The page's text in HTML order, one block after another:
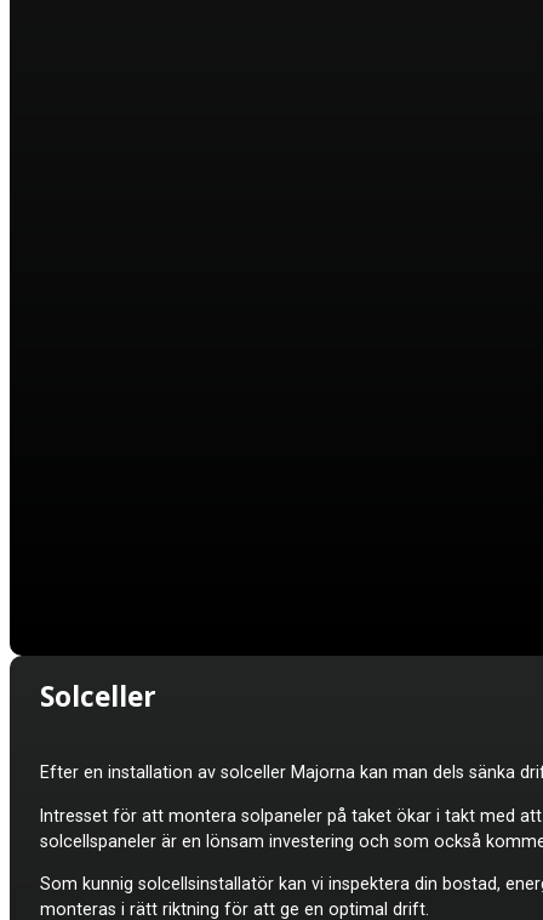
Solceller
Efter en installation av solceller Majorna kan man dels sänka
Intresset för att montera solpaneler på taket ökar i takt med
solcellspaneler är en lönsam investering och som också
Som kunnig solcellsinstallatör kan vi inspektera din bostad,
monteras i rätt riktning för att ge en optimal drift.